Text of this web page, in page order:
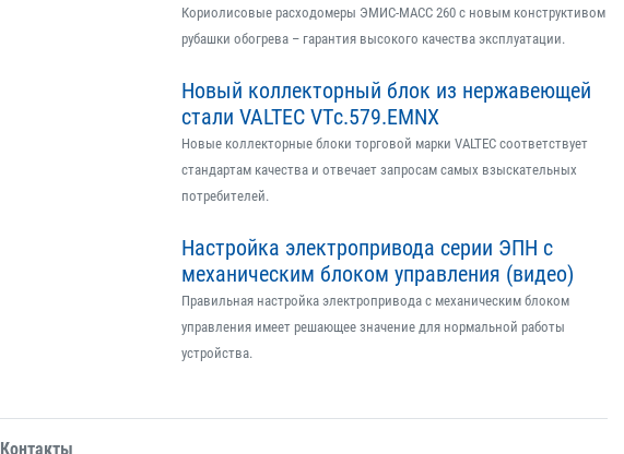
Кориолисовые расходомеры ЭМИС-МАСС 260 с новым конструктивом
рубашки обогрева – гарантия высокого качества эксплуатации.
Новый коллекторный блок из нержавеющей
стали VALTEC VTс.579.EMNX
Новые коллекторные блоки торговой марки VALTEC соответствует
стандартам качества и отвечает запросам самых взыскательных
потребителей.
Настройка электропривода серии ЭПН с
механическим блоком управления (видео)
Правильная настройка электропривода с механическим блоком
управления имеет решающее значение для нормальной работы
устройства.
Контакты